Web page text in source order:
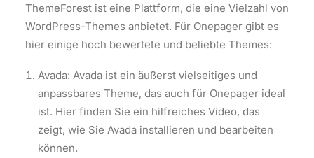
ThemeForest ist eine Plattform, die eine Vielzahl von
WordPress-Themes anbietet. Für Onepager gibt es
hier einige hoch bewertete und beliebte Themes:
Avada: Avada ist ein äußerst vielseitiges und
anpassbares Theme, das auch für Onepager ideal
ist. Hier finden Sie ein hilfreiches Video, das
zeigt, wie Sie Avada installieren und bearbeiten
können.